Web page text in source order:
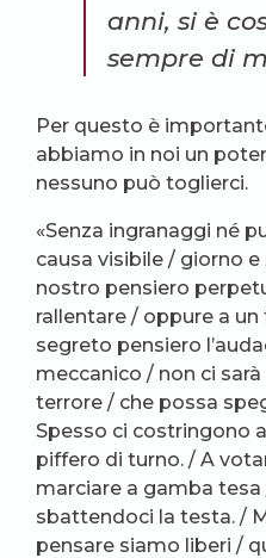
anni, si è
sempre di
Per questo è
abbiamo in noi un
nessuno può toglierci.
«Senza ingranaggi né
causa visibile / giorno
nostro pensiero
rallentare / oppure a
segreto pensiero
meccanico / non ci
terrore / che possa
Spesso ci costringono
piffero di turno. / A
marciare a gamba
sbattendoci la testa. /
pensare siamo liberi /